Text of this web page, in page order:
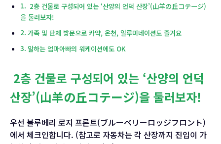
2층 건물로 구성되어 있는 ‘산양의 언덕 산장’(山羊の丘コテージ)
을 둘러보자!
가족 및 단체 방문으로 카약, 온천, 일루미네이션도 즐겨요
일하는 엄마아빠의 워케이션에도 OK
2층 건물로 구성되어 있는 ‘산양의 언덕
산장’(山羊の丘コテージ)을 둘러보자!
우선 블루베리 로지 프론트(ブルーベリーロッジフロント)
에서 체크인합니다. (참고로 자동차는 각 산장까지 진입이 가